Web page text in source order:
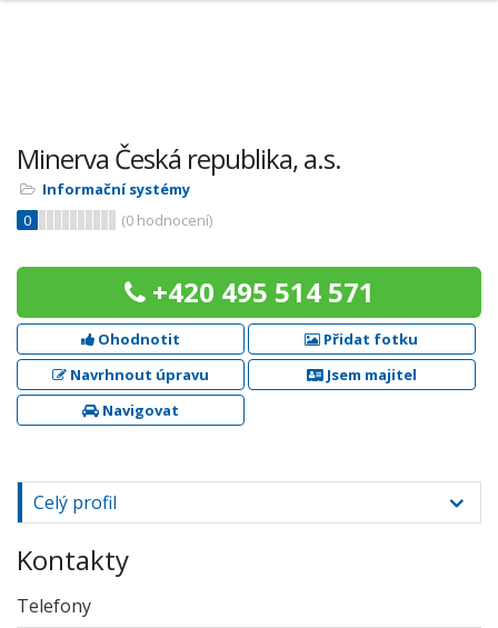
Minerva Česká republika, a.s.
Informační systémy
0
(0 hodnocení)
+420 495 514 571
Ohodnotit
Přidat fotku
Navrhnout úpravu
Jsem majitel
Navigovat
Celý profil
Kontakty
Telefony